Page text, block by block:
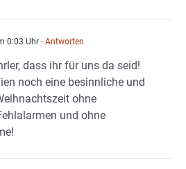
0:03 Uhr - Antworten
dass ihr für uns da seid!
noch eine besinnliche und
ohne
und ohne